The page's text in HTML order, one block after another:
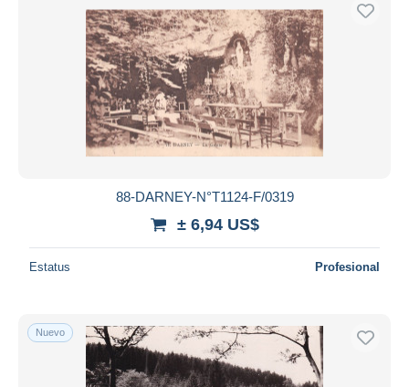
88-DARNEY-N°T1124-F/0319
± 6,94 US$
Estatus Profesional
Nuevo